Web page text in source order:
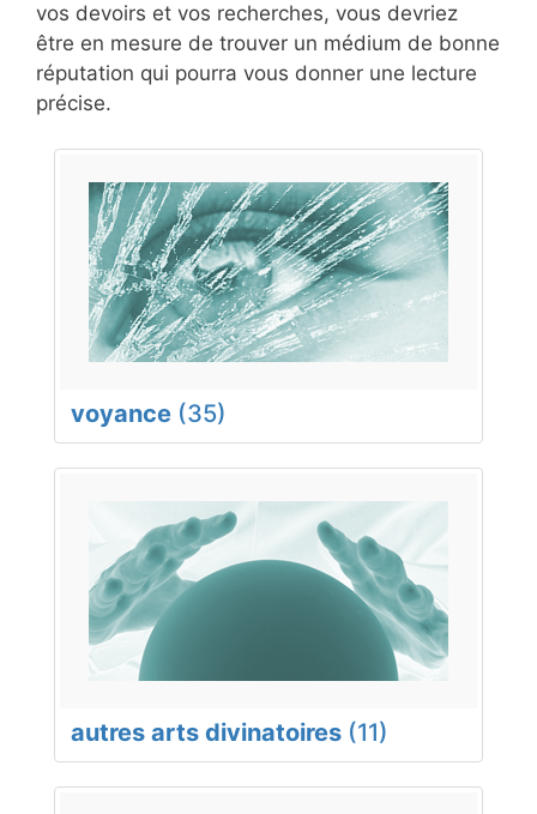
vos devoirs et vos recherches, vous devriez
être en mesure de trouver un médium de bonne
réputation qui pourra vous donner une lecture
précise.
voyance (35)
autres arts divinatoires (11)